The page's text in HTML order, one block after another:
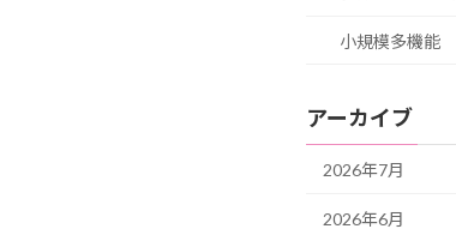
小規模多機能
アーカイブ
2026年7月
2026年6月